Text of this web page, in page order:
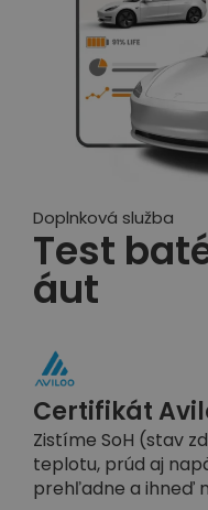
Doplnková služba
Test
áut
Certifikát
Zistíme SoH (stav
teplotu, prúd aj
prehľadne a ihneď